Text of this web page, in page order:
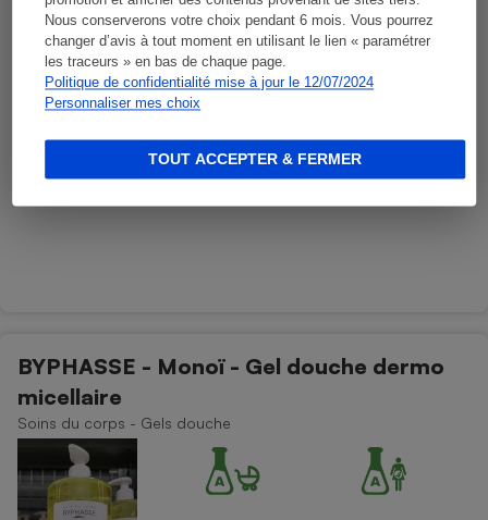
Nous conserverons votre choix pendant 6 mois. Vous pourrez
changer d’avis à tout moment en utilisant le lien « paramétrer
les traceurs » en bas de chaque page.
Politique de confidentialité mise à jour le 12/07/2024
Personnaliser mes choix
TOUT ACCEPTER & FERMER
BYPHASSE - Monoï - Gel douche dermo
micellaire
Soins du corps - Gels douche